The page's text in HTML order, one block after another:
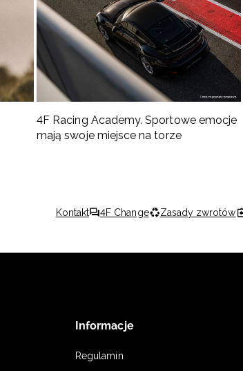
4F Racing Academy. Sportowe emocje
mają swoje miejsce na torze
Kontakt 4F Change Zasady zwrotów
Informacje
Regulamin